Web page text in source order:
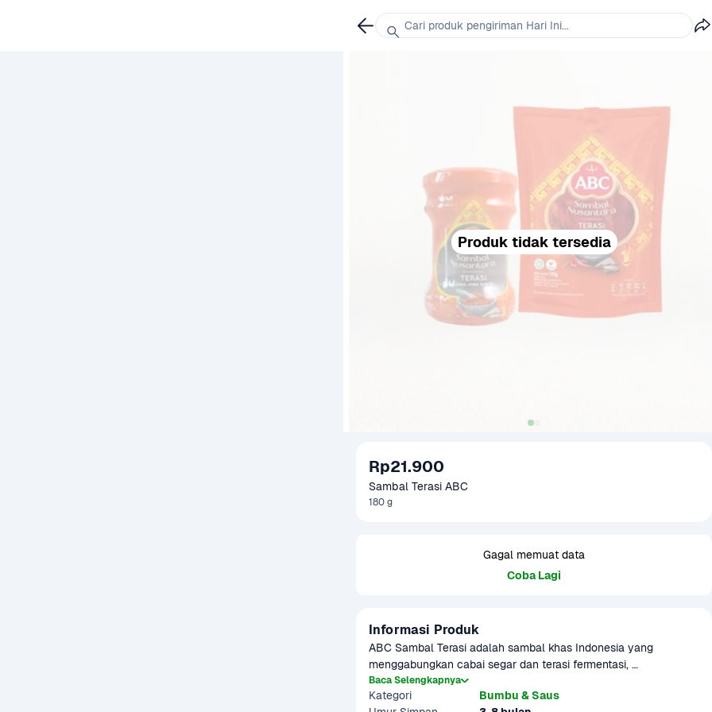
Produk tidak tersedia
Rp21.900
Sambal Terasi ABC
180 g
Gagal memuat data
Coba Lagi
Informasi Produk
ABC Sambal Terasi adalah sambal khas Indonesia yang
menggabungkan cabai segar dan terasi fermentasi,
menghasilkan rasa pedas gurih yang otentik. Diproduksi oleh PT
Heinz ABC Indonesia, sambal ini cocok sebagai pelengkap
Baca Selengkapnya
Kategori
Bumbu & Saus
Cari produk pengiriman Hari Ini...